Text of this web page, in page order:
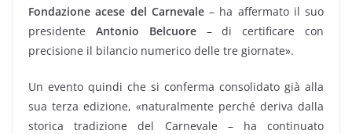
Fondazione acese del Carnevale– ha affermato il suo
presidente Antonio Belcuore– di certificare con
precisione il bilancio numerico delle tre giornate».
Un evento quindi che si conferma consolidato già alla
sua terza edizione, «naturalmente perché deriva dalla
storica tradizione del Carnevale – ha continuato